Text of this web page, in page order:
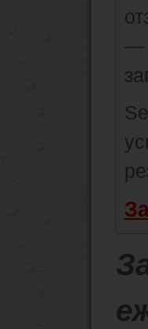
—